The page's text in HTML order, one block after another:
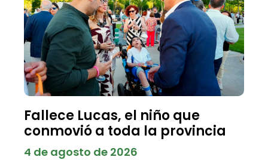
Fallece Lucas, el niño que
conmovió a toda la provincia
4 de agosto de 2026